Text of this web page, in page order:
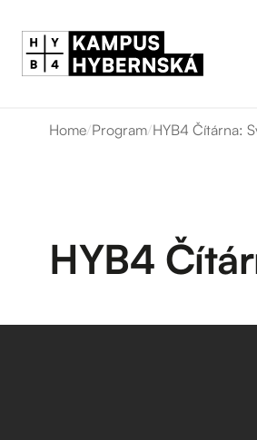
Home/Program/HYB4 Čítárna:
HYB4